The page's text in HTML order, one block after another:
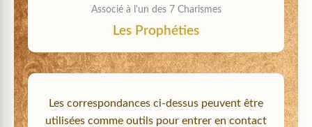
Associé à l'un des 7 Charismes
Les Prophéties
Les correspondances ci-dessus peuvent être
utilisées comme outils pour entrer en contact